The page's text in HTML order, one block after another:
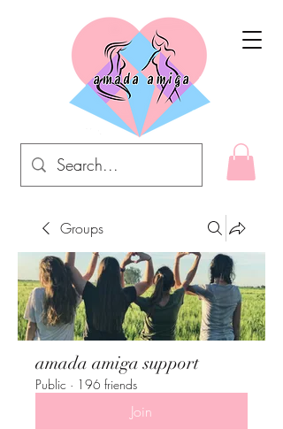
Groups
amada amiga support
Public · 196 friends
Join